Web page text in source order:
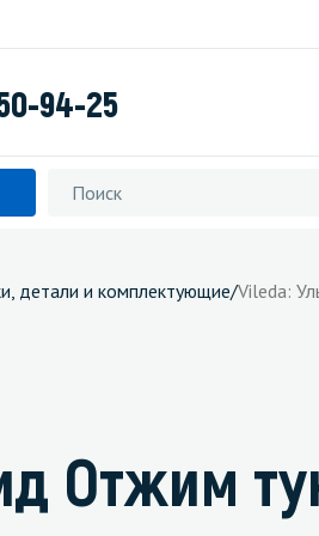
94-25
детали и комплектующие/Vileda:
Отжим